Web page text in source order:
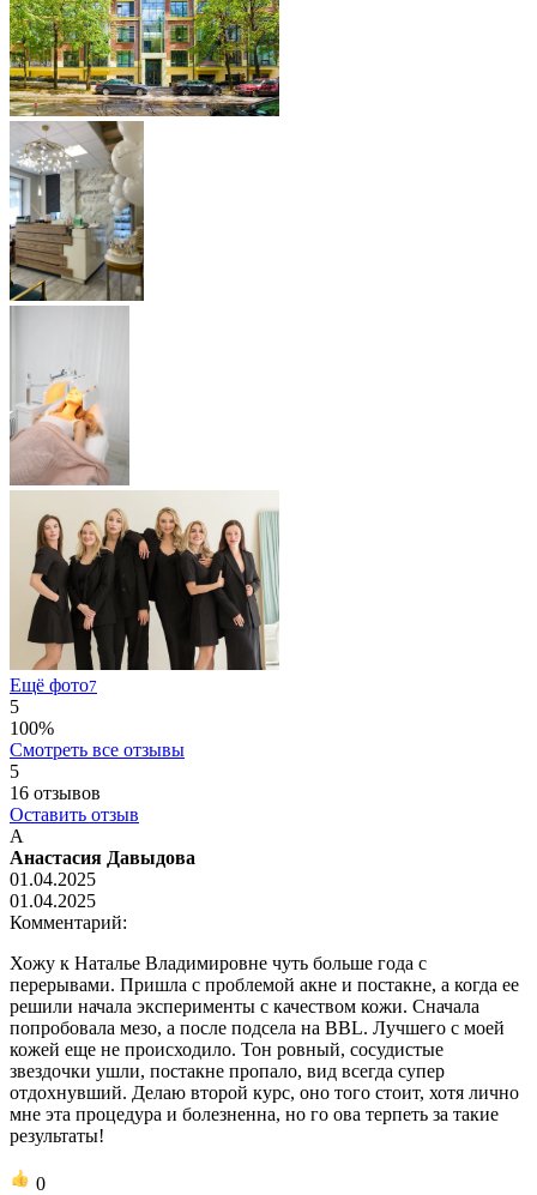
Ещё фото7
5
100%
Смотреть все отзывы
5
16 отзывов
Оставить отзыв
А
Анастасия Давыдова
01.04.2025
01.04.2025
Комментарий:
Хожу к Наталье Владимировне чуть больше года с
перерывами. Пришла с проблемой акне и постакне, а когда ее
решили начала эксперименты с качеством кожи. Сначала
попробовала мезо, а после подсела на BBL. Лучшего с моей
кожей еще не происходило. Тон ровный, сосудистые
звездочки ушли, постакне пропало, вид всегда супер
отдохнувший. Делаю второй курс, оно того стоит, хотя лично
мне эта процедура и болезненна, но го ова терпеть за такие
результаты!
0